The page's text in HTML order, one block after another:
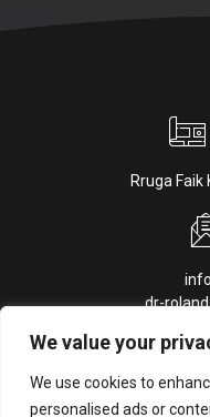
We value your
We use cookies to
personalised ads or
Rruga Faik
dr-